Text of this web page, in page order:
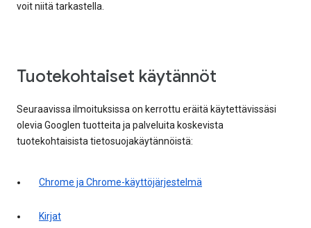
voit niitä tarkastella.
Tuotekohtaiset käytännöt
Seuraavissa ilmoituksissa on kerrottu eräitä käytettävissäsi
olevia Googlen tuotteita ja palveluita koskevista
tuotekohtaisista tietosuojakäytännöistä:
Chrome ja Chrome-käyttöjärjestelmä
Kirjat